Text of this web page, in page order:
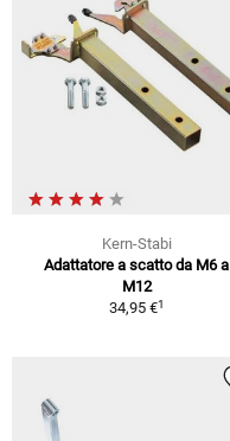
Kern-Stabi
Adattatore a scatto da M6 a
M12
34,95 €1